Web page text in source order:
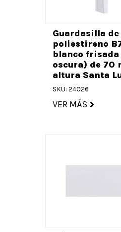
Guardasilla de
poliestireno
blanco frisada
oscura) de 70
altura Santa
SKU: 24026
VER MÁS